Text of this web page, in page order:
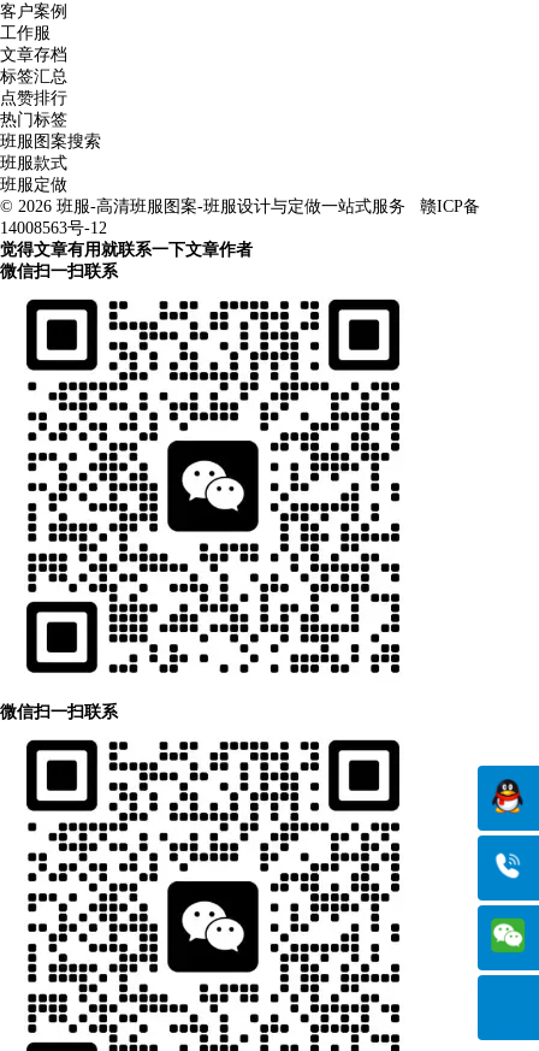
客户案例
工作服
文章存档
标签汇总
点赞排行
热门标签
班服图案搜索
班服款式
班服定做
© 2026 班服-高清班服图案-班服设计与定做一站式服务
赣ICP备
14008563号-12
觉得文章有用就联系一下文章作者
微信扫一扫联系
微信扫一扫联系